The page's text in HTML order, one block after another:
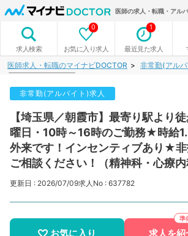
医師の求人・転職・アル
求人検索 お気に入り求人
0
最近見た求人
1
医師求人・転職のマイナビDOCTOR 非常勤(アル
非常勤(アルバイト)求人
【埼玉県／朝霞市】最寄り駅より
曜日・10時～16時のご勤務★時給
外来です！インセンティブあり★
ご相談ください！（精神科・心療内
更新日 : 2026/07/09求人No : 637782
お気に入り 求人を紹